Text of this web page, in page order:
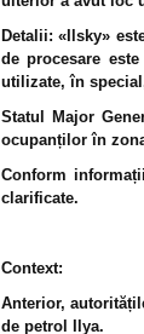
Detalii: «Ilsky»
de procesare
utilizate, în
Statul Major
ocupanților în
Conform
clarificate.
Context:
Anterior,
de petrol Ilya.